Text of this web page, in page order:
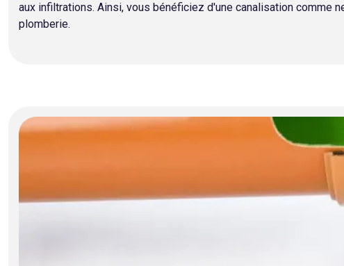
aux infiltrations. Ainsi, vous bénéficiez d'une canalisation comme
plomberie.